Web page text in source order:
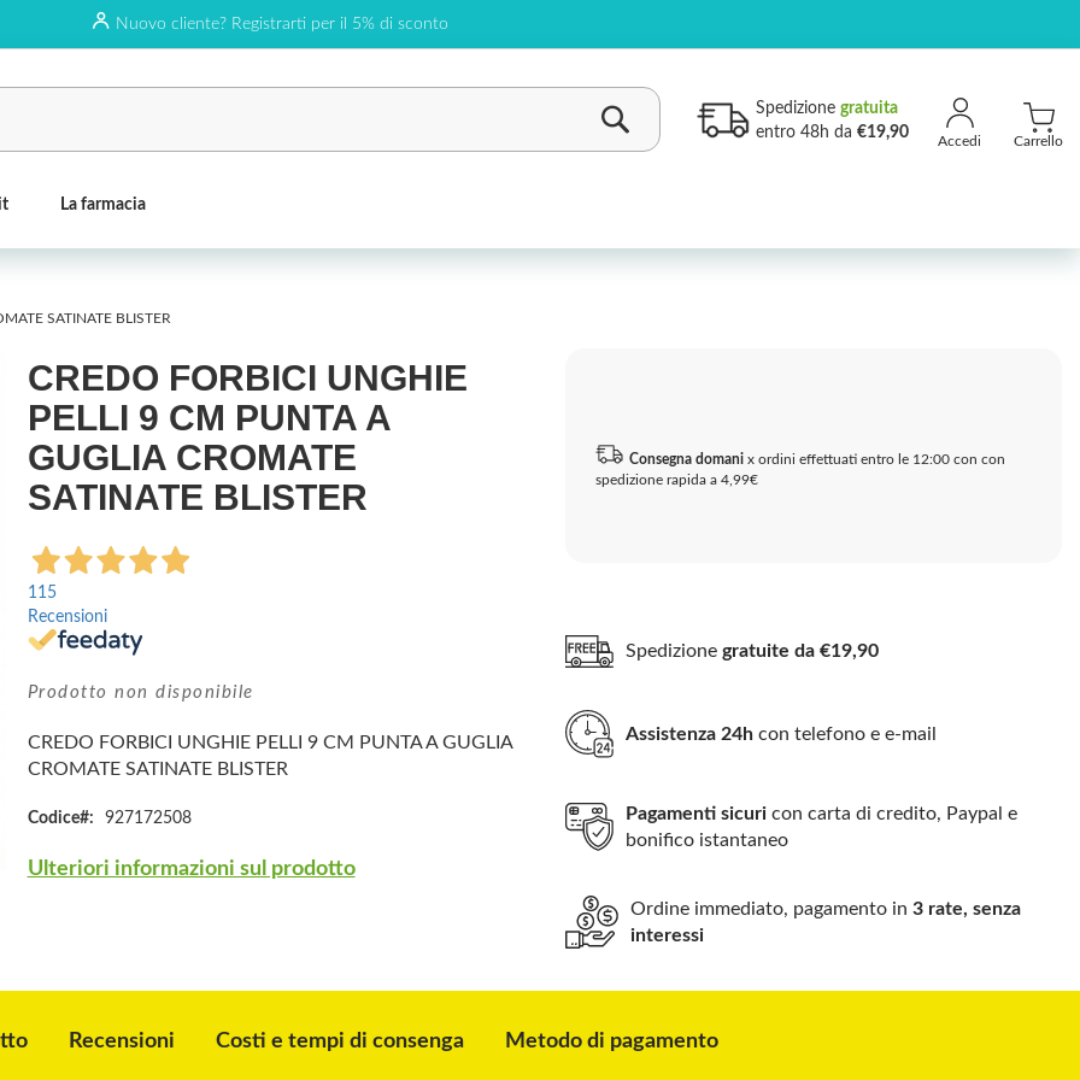
Nuovo cliente? Registrarti per il 5% di sconto
Carrello
Spedizione gratuita
entro 48h da €19,90
La farmacia
SATINATE BLISTER
CREDO FORBICI UNGHIE
PELLI 9 CM PUNTA A
GUGLIA CROMATE
SATINATE BLISTER
115
Recensioni
Prodotto non disponibile
CREDO FORBICI UNGHIE PELLI 9 CM PUNTA A GUGLIA
CROMATE SATINATE BLISTER
Codice 927172508
Ulteriori informazioni sul prodotto
Consegna domani x ordini effettuati entro le 12:00 con con
spedizione rapida a 4,99€
Spedizionegratuite da €19,90
Assistenza 24h con telefono e e-mail
Pagamenti sicuri con carta di credito, Paypal e
bonifico istantaneo
Ordine immediato, pagamento in3 rate, senza
interessi
Recensioni Costi e tempi di consenga Metodo di pagamento